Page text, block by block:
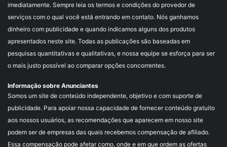
imediatamente. Sempre leia os termos e condições do provedor de
serviços com o qual você está entrando em contato. Nós ganhamos
dinheiro com publicidade e quando indicamos alguns dos produtos
apresentados neste site. Todas as publicações são baseadas em
pesquisas quantitativas e qualitativas, e nossa equipe se esforça para ser
o mais justo possível ao comparar opções concorrentes.
Informação sobre Anunciantes
Somos um site de conteúdo independente, objetivo e com suporte de
publicidade. Para apoiar nossa capacidade de fornecer conteúdo gratuito
aos nossos usuários, as recomendações que aparecem em nosso site
podem ser de empresas das quais recebemos compensação de afiliado.
Essa compensação pode afetar como, onde e em que ordem as ofertas